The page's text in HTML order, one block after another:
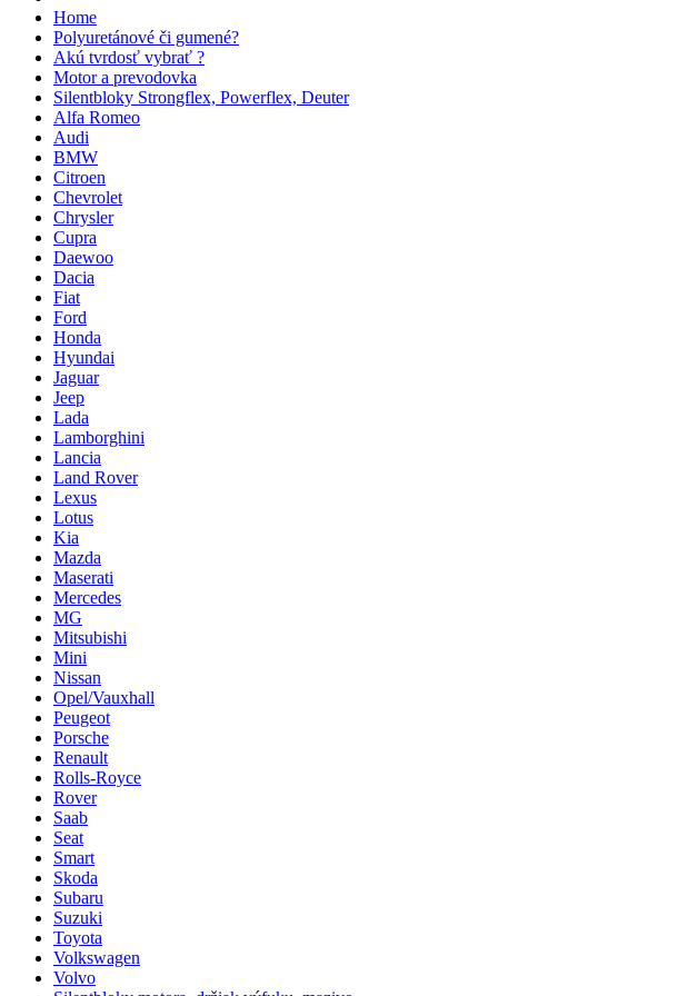
Home
Polyuretánové či gumené?
Akú tvrdosť vybrať ?
Motor a prevodovka
Silentbloky Strongflex, Powerflex, Deuter
Alfa Romeo
Audi
BMW
Citroen
Chevrolet
Chrysler
Cupra
Daewoo
Dacia
Fiat
Ford
Honda
Hyundai
Jaguar
Jeep
Lada
Lamborghini
Lancia
Land Rover
Lexus
Lotus
Kia
Mazda
Maserati
Mercedes
MG
Mitsubishi
Mini
Nissan
Opel/Vauxhall
Peugeot
Porsche
Renault
Rolls-Royce
Rover
Saab
Seat
Smart
Skoda
Subaru
Suzuki
Toyota
Volkswagen
Volvo